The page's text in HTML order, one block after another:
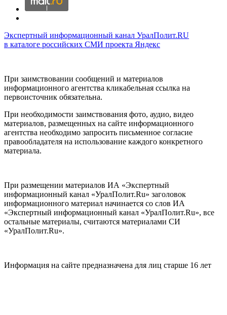
Экспертный информационный канал УралПолит.RU
в каталоге российских СМИ проекта Яндекс
При заимствовании сообщений и материалов
информационного агентства кликабельная ссылка на
первоисточник обязательна.
При необходимости заимствования фото, аудио, видео
материалов, размещенных на сайте информационного
агентства необходимо запросить письменное согласие
правообладателя на использование каждого конкретного
материала.
При размещении материалов ИА «Экспертный
информационный канал «УралПолит.Ru» заголовок
информационного материал начинается со слов ИА
«Экспертный информационный канал «УралПолит.Ru», все
остальные материалы, считаются материалами СИ
«УралПолит.Ru».
Информация на сайте предназначена для лиц старше 16 лет